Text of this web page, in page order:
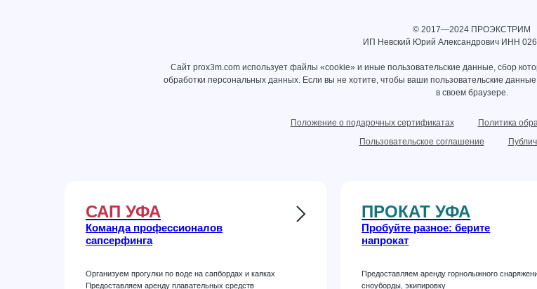
© 2017—2024 ПРОЭКСТРИМ
ИП Невский Юрий Александрович ИНН
Сайт prox3m.com использует файлы «cookie» и иные пользовательские данные, сбор
обработки персональных данных. Если вы не хотите, чтобы ваши пользовательские
в своем браузере.
Положение о подарочных сертификатах
Политика
Пользовательское соглашение
САП УФА
Команда профессионалов
сапсерфинга
Организуем прогулки по воде на сапбордах и каяках
Предоставляем аренду плавательных средств
ПРОКАТ УФА
Пробуйте разное: берите
напрокат
Предоставляем аренду горнолыжного
сноуборды, экипировку